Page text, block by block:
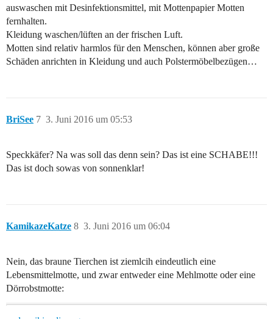
auswaschen mit Desinfektionsmittel, mit Mottenpapier Motten
fernhalten.
Kleidung waschen/lüften an der frischen Luft.
Motten sind relativ harmlos für den Menschen, können aber große
Schäden anrichten in Kleidung und auch Polstermöbelbezügen…
BriSee 3. Juni 2016 um 05:53
7
Speckkäfer? Na was soll das denn sein? Das ist eine SCHABE!!!
Das ist doch sowas von sonnenklar!
KamikazeKatze 3. Juni 2016 um 06:04
8
Nein, das braune Tierchen ist ziemlcih eindeutlich eine
Lebensmittelmotte, und zwar entweder eine Mehlmotte oder eine
Dörrobstmotte: